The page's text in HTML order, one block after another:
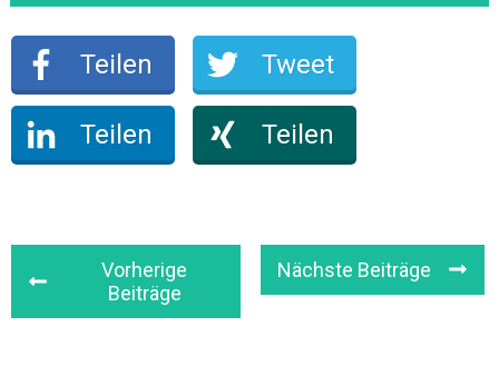
Teilen Tweet
Teilen Teilen
Vorherige
Beiträge
Nächste Beiträge